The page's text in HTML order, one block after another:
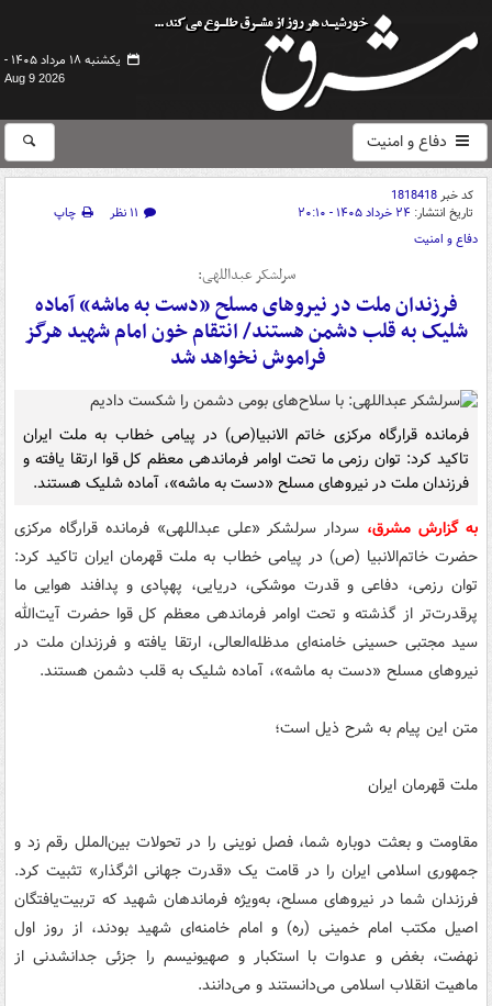
یکشنبه ۱۸ مرداد ۱۴۰۵ -
Aug 9 2026
دفاع و امنیت
کد خبر1818418
تاریخ انتشار: ۲۴ خرداد ۱۴۰۵ - ۲۰:۱۰ ۱۱ نظر
چاپ
دفاع و امنیت
سرلشکر عبداللهی:
فرزندان ملت در نیروهای مسلح «دست به ماشه» آماده
شلیک به قلب دشمن هستند/ انتقام خون امام شهید هرگز
فراموش نخواهد شد
فرمانده قرارگاه مرکزی خاتم الانبیا(ص) در پیامی خطاب به ملت ایران
تاکید کرد: توان رزمی ما تحت اوامر فرماندهی معظم کل قوا ارتقا یافته و
فرزندان ملت در نیروهای مسلح «دست به ماشه»، آماده شلیک هستند.
به گزارش مشرق، سردار سرلشکر «علی عبداللهی» فرمانده قرارگاه مرکزی
حضرت خاتم‌الانبیا (ص) در پیامی خطاب به ملت قهرمان ایران تاکید کرد:
توان رزمی، دفاعی و قدرت موشکی، دریایی، پهپادی و پدافند هوایی ما
پرقدرت‌تر از گذشته و تحت اوامر فرماندهی معظم کل قوا حضرت آیت‌الله
‌سید مجتبی حسینی خامنه‌ای مدظله‌العالی، ارتقا یافته و فرزندان ملت در
نیروهای مسلح «دست به ماشه»، آماده شلیک به قلب دشمن هستند.
متن این پیام به شرح ذیل است؛
ملت قهرمان ایران
مقاومت و بعثت دوباره شما، فصل نوینی را در تحولات بین‌الملل رقم زد و
جمهوری اسلامی ایران را در قامت یک «قدرت جهانی اثرگذار» تثبیت کرد.
فرزندان شما در نیروهای مسلح، به‌ویژه فرماندهان شهید که تربیت‌یافتگان
اصیل مکتب امام خمینی (ره) و امام خامنه‌ای شهید بودند، از روز اول
نهضت، بغض و عدوات با استکبار و صهیونیسم را جزئی جدانشدنی از
ماهیت انقلاب اسلامی می‌دانستند و می‌دانند.